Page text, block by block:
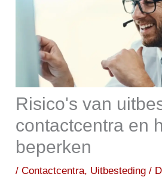
Risico's van
contactcentra en
beperken
/Contactcentra, Uitbesteding /